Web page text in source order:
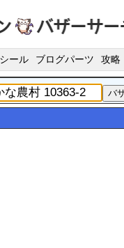
ール ブログパーツ 攻略